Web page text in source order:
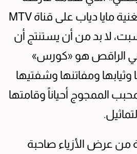
الأزياء السابقة والمغنية مايا دياب على قناة MTV
لا بد من أن يستنتج أن
الراقص هو «كورس»
ومفاتنها وشفتيها
الممجوج أحياناً وقامتها
من عرض الأزياء صاحبة